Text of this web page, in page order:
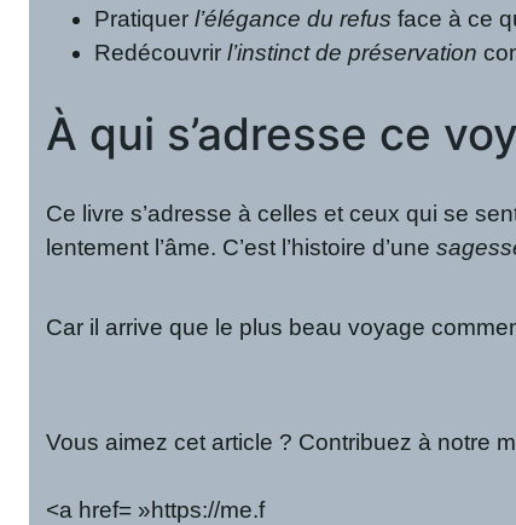
Pratiquerl’élégance du refus face à ce
Redécouvrirl’instinct de préservation
À qui s’adresse ce
Ce livre s’adresse à celles et ceux qui se
lentement l’âme. C’est l’histoire d’une
Car il arrive que le plus beau voyage
Vous aimez cet article ? Contribuez à notre
<a href= »https://me.f